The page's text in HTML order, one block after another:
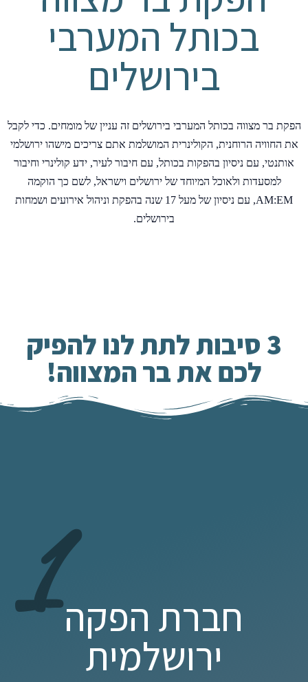
בכותל המערבי
בירושלים
הפקת בר מצווה בכותל המערבי בירושלים זה עניין של מומחים. כדי לקבל
את החוויה הרוחנית, הקולינרית המושלמת אתם צריכים מישהו ירושלמי
אותנטי, עם ניסיון בהפקות בכותל, עם חיבור לעיר, ידע קולינרי וחיבור
למסעדות ולאוכל המיוחד של ירושלים וישראל, לשם כך הוקמה
AM:EM, עם ניסיון של מעל 17 שנה בהפקת וניהול אירועים ושמחות
בירושלים.
3 סיבות לתת לנו להפיק
לכם את בר המצווה!
1חברת הפקה
ירושלמית